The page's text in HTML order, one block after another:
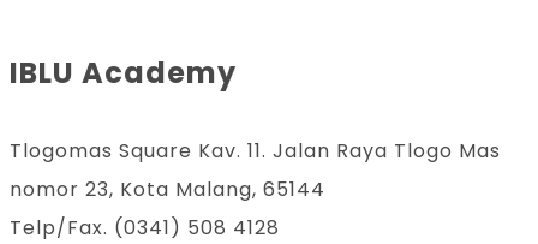
IBLU Academy
Tlogomas Square Kav. 11. Jalan Raya Tlogo Mas
nomor 23, Kota Malang, 65144
Telp/Fax. (0341) 508 4128